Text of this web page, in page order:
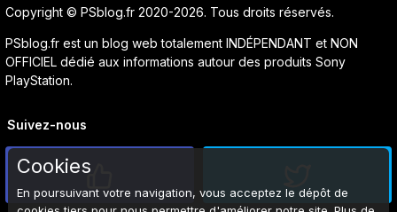
Copyright © PSblog.fr 2020-2026. Tous droits réservés.
PSblog.fr est un blog web totalement INDÉPENDANT et NON
OFFICIEL dédié aux informations autour des produits Sony
PlayStation.
Suivez-nous
Cookies
En poursuivant votre navigation, vous acceptez le dépôt de